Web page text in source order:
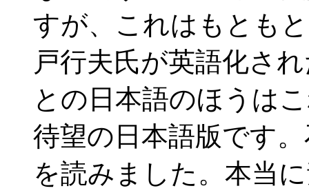
すが、これはもとも
戸行夫氏が英語化さ
との日本語のほうは
待望の日本語版です
を読みました。本当